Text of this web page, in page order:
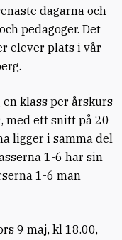
dagarna och
pedagoger. Det
elever plats i vår
klass per årskurs
med ett snitt på 20
ligger i samma del
1-6 har sin
1-6 man
9 maj, kl 18.00,